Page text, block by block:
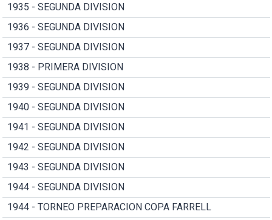
1935 - SEGUNDA DIVISION
1936 - SEGUNDA DIVISION
1937 - SEGUNDA DIVISION
1938 - PRIMERA DIVISION
1939 - SEGUNDA DIVISION
1940 - SEGUNDA DIVISION
1941 - SEGUNDA DIVISION
1942 - SEGUNDA DIVISION
1943 - SEGUNDA DIVISION
1944 - SEGUNDA DIVISION
1944 - TORNEO PREPARACION COPA FARRELL